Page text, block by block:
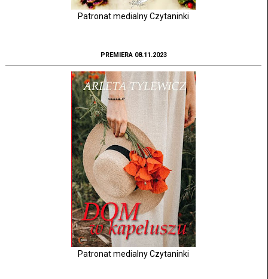
Patronat medialny Czytaninki
PREMIERA 08.11.2023
Patronat medialny Czytaninki